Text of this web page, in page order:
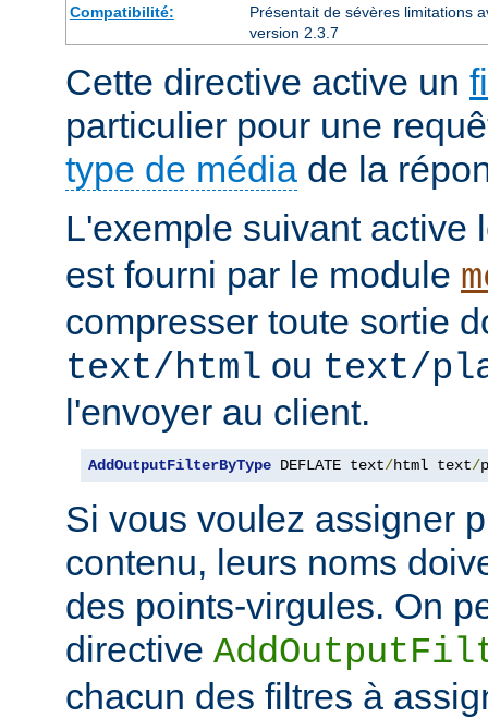
Compatibilité:
Présentait de sévères limitations
version 2.3.7
Cette directive active un
particulier pour une
type de média de la
L'exemple suivant active
est fourni par le module
compresser toute sortie
text/html ou text/
l'envoyer au client.
AddOutputFilterByType DEFLATE text/html text/
Si vous voulez assigner
contenu, leurs noms
des points-virgules. On
directive
chacun des filtres à